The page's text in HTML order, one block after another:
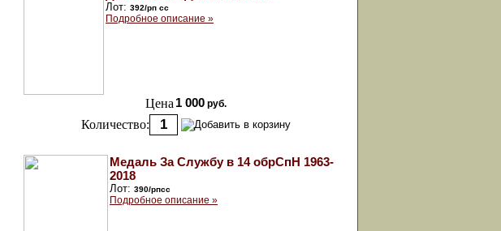
Лот: 392/рп сс
Подробное описание »
Цена 1 000 руб.
Количество:
Медаль За Службу в 14 обрСпН 1963-
2018
Лот: 390/рпсс
Подробное описание »